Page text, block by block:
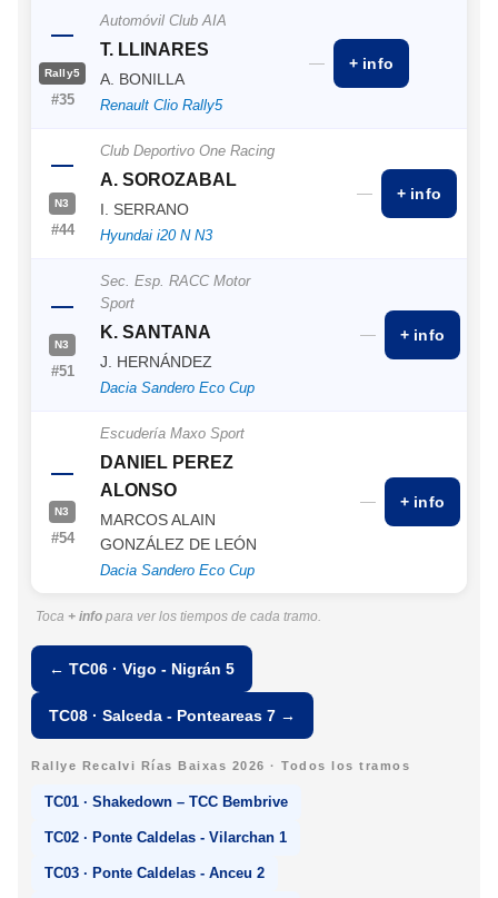
—
Rally5
#35
Automóvil Club AIA
T. LLINARES
A. BONILLA
Renault Clio Rally5
— + info
—
N3
#44
Club Deportivo One Racing
A. SOROZABAL
I. SERRANO
Hyundai i20 N N3
— + info
—
N3
#51
Sec. Esp. RACC Motor
Sport
K. SANTANA
J. HERNÁNDEZ
Dacia Sandero Eco Cup
— + info
—
N3
#54
Escudería Maxo Sport
DANIEL PEREZ
ALONSO
MARCOS ALAIN
GONZÁLEZ DE LEÓN
Dacia Sandero Eco Cup
— + info
Toca + info para ver los tiempos de cada tramo.
← TC06 · Vigo - Nigrán 5
TC08 · Salceda - Ponteareas 7 →
Rallye Recalvi Rías Baixas 2026 · Todos los tramos
TC01 · Shakedown – TCC Bembrive
TC02 · Ponte Caldelas - Vilarchan 1
TC03 · Ponte Caldelas - Anceu 2